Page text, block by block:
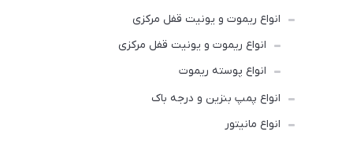
انواع ریموت و یونیت قفل مرکزی
انواع ریموت و یونیت قفل مرکزی
انواع پوسته ریموت
انواع پمپ بنزین و درجه باک
انواع مانیتور